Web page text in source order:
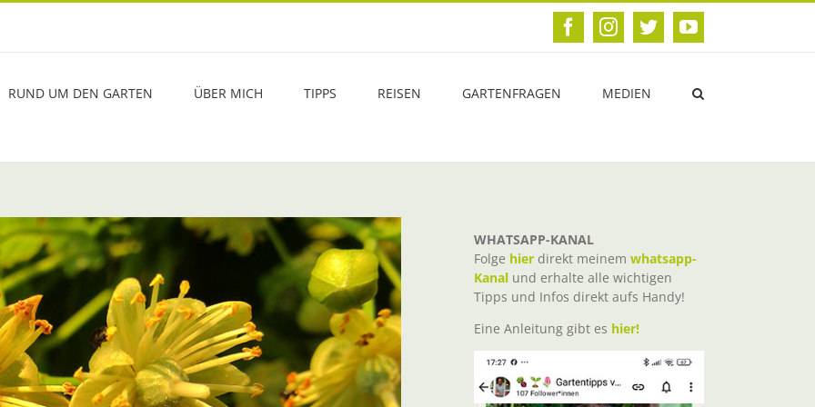
FacebookInstagram
TwitterYouTube
RUND UM DEN GARTEN ÜBER MICH TIPPS REISEN GARTENFRAGEN MEDIEN
WHATSAPP-KANAL
Folge hier direkt meinem whatsapp-
Kanal und erhalte alle wichtigen
Tipps und Infos direkt aufs Handy!
Eine Anleitung gibt es hier!